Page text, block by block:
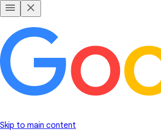
Skip to main content